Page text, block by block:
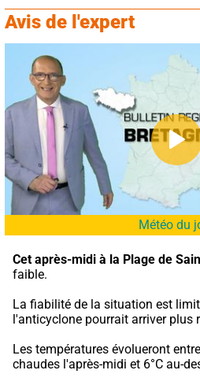
Avis de l'expert
Météo du
Cet après-midi à la Plage de
faible.
La fiabilité de la situation est
l'anticyclone pourrait arriver plus
Les températures évolueront
chaudes l'après-midi et 6°C au-